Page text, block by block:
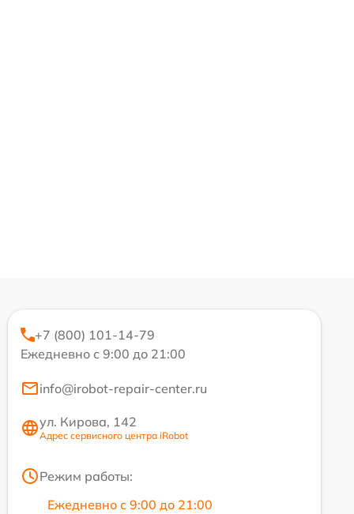
+7 (800) 101-14-79
Ежедневно с 9:00 до 21:00
info@irobot-repair-center.ru
ул. Кирова, 142
Адрес сервисного центра iRobot
Режим работы:
Ежедневно с 9:00 до 21:00